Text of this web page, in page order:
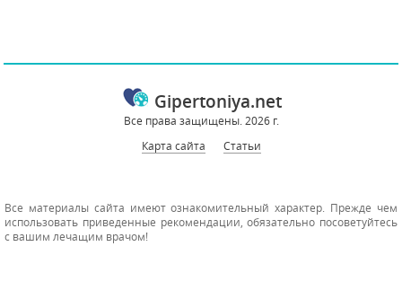
Gipertoniya.net
Все права защищены. 2026 г.
Карта сайта
Статьи
Все материалы сайта имеют ознакомительный характер. Прежде чем
использовать приведенные рекомендации, обязательно посоветуйтесь
с вашим лечащим врачом!